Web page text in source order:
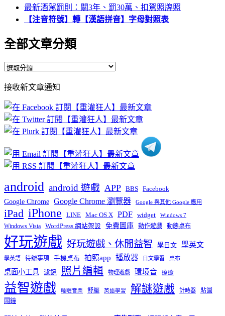
最新酒駕罰則：關3年、罰30萬、扣駕照牌照
【注音符號】轉【漢語拼音】字母對照表
全部文章分類
全
文
章
分
類
接收新文章通知
android android 遊戲 APP BBS Facebook
Google Chrome Google Chrome 瀏覽器 Google 與其他 Google 應用
iPad iPhone LINE Mac OS X PDF widget Windows 7
Windows Vista WordPress 網站架設 免費圖庫 動作遊戲 動態桌布
好玩遊戲 好玩遊戲、休閒益智 學日文 學英文
學英語 待辦事項 手機桌布 拍照app 播放器 日文學習 桌布
桌面小工具 濾鏡 照片編輯 物理遊戲 環境音 療癒
益智遊戲 睡眠音樂 舒壓 英語學習 解謎遊戲 計時器
貼圖
鬧鐘